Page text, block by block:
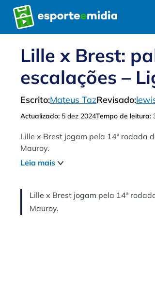
Pular
para
o
Lille x Brest:
escalações –
Escrito:Mateus TazRevisado:
Actualizado: 5 dez 2024Tempo de leitura:
Lille x Brest jogam pela 14ª rodada
Mauroy.
Leia mais
Lille x Brest jogam pela 14ª
Mauroy.